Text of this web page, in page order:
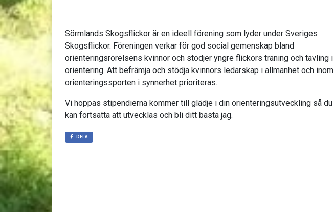
Sörmlands Skogsflickor är en ideell förening som lyder under Sveriges
Skogsflickor. Föreningen verkar för god social gemenskap bland
orienteringsrörelsens kvinnor och stödjer yngre flickors träning och tävling i
orientering. Att befrämja och stödja kvinnors ledarskap i allmänhet och inom
orienteringssporten i synnerhet prioriteras.
Vi hoppas stipendierna kommer till glädje i din orienteringsutveckling så du
kan fortsätta att utvecklas och bli ditt bästa jag.
DELA